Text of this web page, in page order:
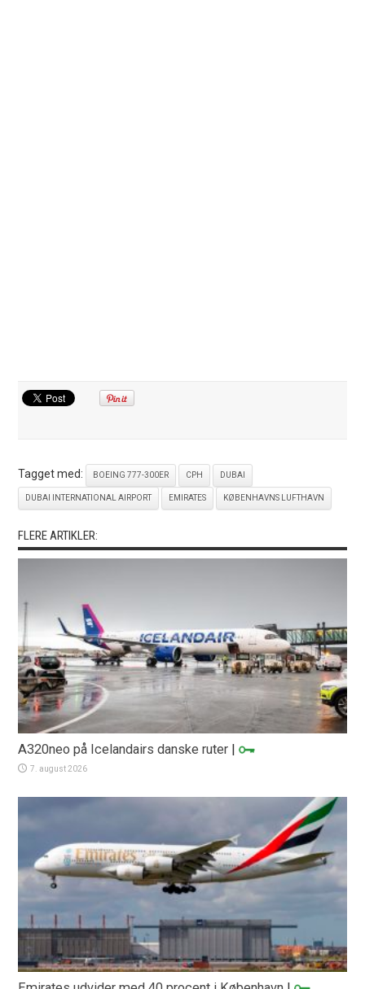
Tagget med: BOEING 777-300ER CPH DUBAI
DUBAI INTERNATIONAL AIRPORT EMIRATES KØBENHAVNS LUFTHAVN
FLERE ARTIKLER:
A320neo på Icelandairs danske ruter |
7. august 2026